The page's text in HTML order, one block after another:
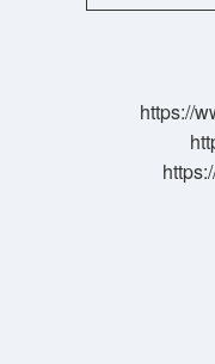
https://